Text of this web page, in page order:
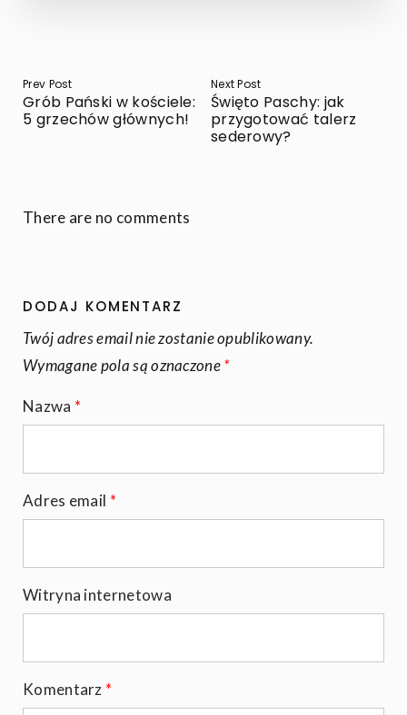
WPISU
Prev Post
Grób Pański w kościele:
5 grzechów głównych!
Next Post
Święto Paschy: jak
przygotować talerz
sederowy?
There are no comments
DODAJ KOMENTARZ
Twój adres email nie zostanie opublikowany.
Wymagane pola są oznaczone*
Nazwa *
Adres email *
Witryna internetowa
Komentarz *